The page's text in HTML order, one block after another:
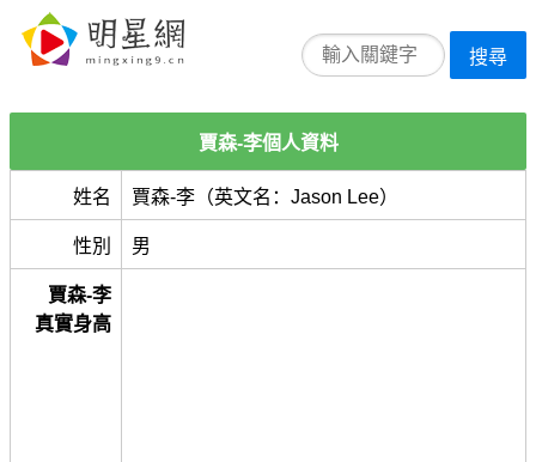
搜尋
賈森-李個人資料
姓名 賈森-李（英文名：Jason Lee）
性別 男
賈森-李
真實身高